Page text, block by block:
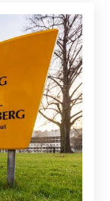
sondern
werden,
mitwirken